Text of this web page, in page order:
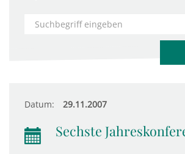
Datum: 29.11.2007
Sechste